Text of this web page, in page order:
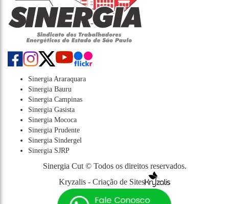
Sinergia Araraquara
Sinergia Bauru
Sinergia Campinas
Sinergia Gasista
Sinergia Mococa
Sinergia Prudente
Sinergia Sindergel
Sinergia SJRP
Sinergia Cut © Todos os direitos reservados.
Kryzalis - Criação de Sites